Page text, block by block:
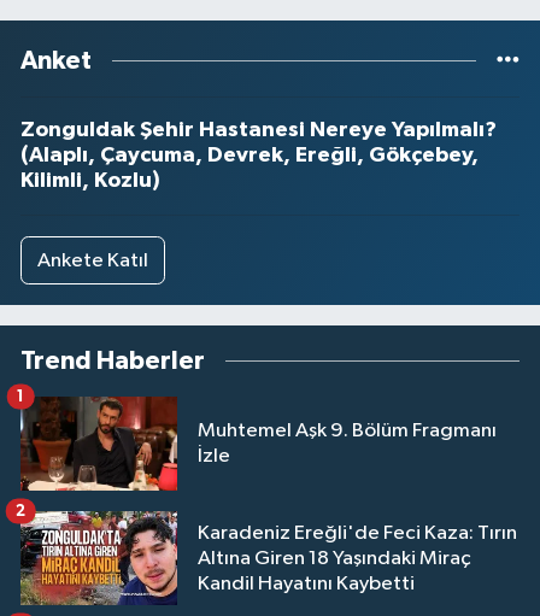
Anket
Zonguldak Şehir Hastanesi Nereye Yapılmalı?
(Alaplı, Çaycuma, Devrek, Ereğli, Gökçebey,
Kilimli, Kozlu)
Ankete Katıl
Trend Haberler
Muhtemel Aşk 9. Bölüm Fragmanı
İzle
1
Karadeniz Ereğli'de Feci Kaza: Tırın
Altına Giren 18 Yaşındaki Miraç
Kandil Hayatını Kaybetti
2